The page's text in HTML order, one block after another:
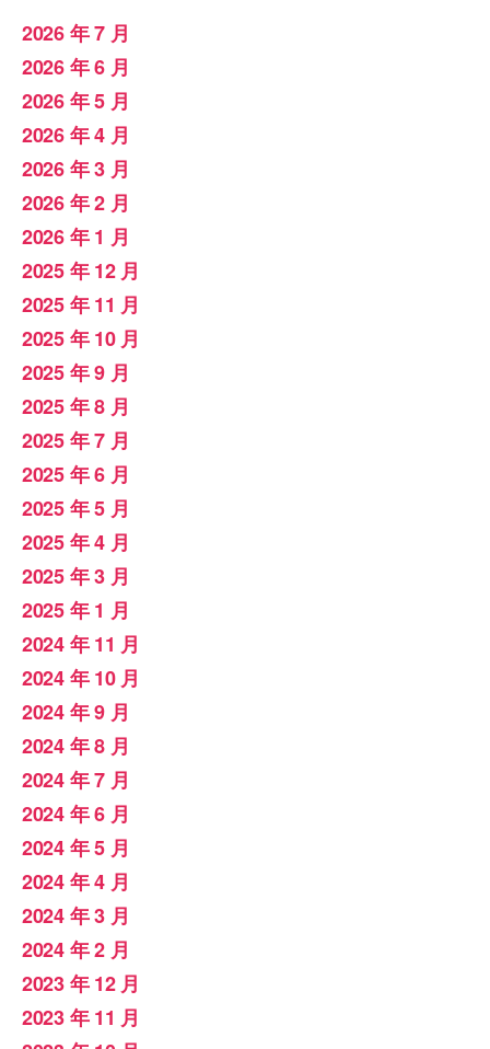
2026 年 7 月
2026 年 6 月
2026 年 5 月
2026 年 4 月
2026 年 3 月
2026 年 2 月
2026 年 1 月
2025 年 12 月
2025 年 11 月
2025 年 10 月
2025 年 9 月
2025 年 8 月
2025 年 7 月
2025 年 6 月
2025 年 5 月
2025 年 4 月
2025 年 3 月
2025 年 1 月
2024 年 11 月
2024 年 10 月
2024 年 9 月
2024 年 8 月
2024 年 7 月
2024 年 6 月
2024 年 5 月
2024 年 4 月
2024 年 3 月
2024 年 2 月
2023 年 12 月
2023 年 11 月